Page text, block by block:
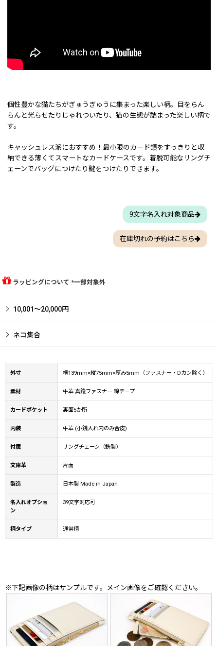
個性豊かな猫たちがぎゅうぎゅうに集まった楽しい柄。目をらん
らんと光らせたりじゃれついたり、猫の生態が詰まった楽しい柄で
す。
キャッシュレス派におすすめ！最小限のカード類をすっきりと収
納できる薄くてスマートなカードケースです。着脱可能なリングチ
ェーンでバッグにつけたり鍵をつけたりできます。
9文字名入れ対象商品
在庫切れの予約はこちら
ラッピングについて *一部対象外
10,001〜20,000円
ネコ集合
外寸 横139mm×縦75mm×厚み5mm（ファスナー・Dカン除く）
素材 牛革 真鍮ファスナー 綿テープ
カードポケット 裏面5か所
内装 牛革 (小銭入れ内のみ合皮)
付属 リングチェーン（鉄製）
文庫革 片面
製造 日本製 Made in Japan
名入れオプショ
ン
39文字対応可
柄タイプ 通常柄
※下記画像の柄はサンプルです。メイン画像をご確認ください。